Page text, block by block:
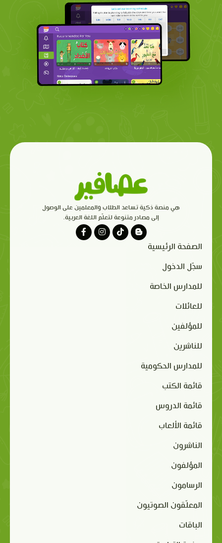
هي منصة ذكية تساعد الطلاب والمعلمين على الوصول
إلى مصادر متنوعة لتعلّم اللغة العربية.
الصفحة الرئيسية
سجّل الدخول
للمدارس الخاصة
للعائلات
للمؤلفين
للناشرين
للمدارس الحكومية
قائمة الكتب
قائمة الدروس
قائمة الألعاب
الناشرون
المؤلفون
الرسامون
المعلّقون الصوتيون
الباقات